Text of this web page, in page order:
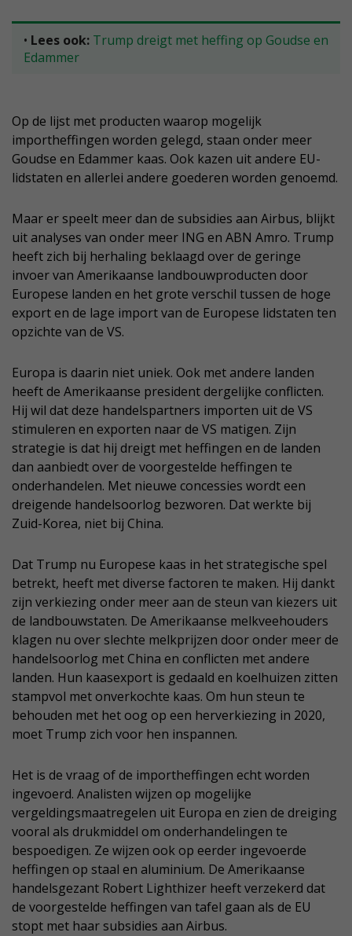
• Lees ook: Trump dreigt met heffing op Goudse en
Edammer
Op de lijst met producten waarop mogelijk
importheffingen worden gelegd, staan onder meer
Goudse en Edammer kaas. Ook kazen uit andere EU-
lidstaten en allerlei andere goederen worden genoemd.
Maar er speelt meer dan de subsidies aan Airbus, blijkt
uit analyses van onder meer ING en ABN Amro. Trump
heeft zich bij herhaling beklaagd over de geringe
invoer van Amerikaanse landbouwproducten door
Europese landen en het grote verschil tussen de hoge
export en de lage import van de Europese lidstaten ten
opzichte van de VS.
Europa is daarin niet uniek. Ook met andere landen
heeft de Amerikaanse president dergelijke conflicten.
Hij wil dat deze handelspartners importen uit de VS
stimuleren en exporten naar de VS matigen. Zijn
strategie is dat hij dreigt met heffingen en de landen
dan aanbiedt over de voorgestelde heffingen te
onderhandelen. Met nieuwe concessies wordt een
dreigende handelsoorlog bezworen. Dat werkte bij
Zuid-Korea, niet bij China.
Dat Trump nu Europese kaas in het strategische spel
betrekt, heeft met diverse factoren te maken. Hij dankt
zijn verkiezing onder meer aan de steun van kiezers uit
de landbouwstaten. De Amerikaanse melkveehouders
klagen nu over slechte melkprijzen door onder meer de
handelsoorlog met China en conflicten met andere
landen. Hun kaasexport is gedaald en koelhuizen zitten
stampvol met onverkochte kaas. Om hun steun te
behouden met het oog op een herverkiezing in 2020,
moet Trump zich voor hen inspannen.
Het is de vraag of de importheffingen echt worden
ingevoerd. Analisten wijzen op mogelijke
vergeldingsmaatregelen uit Europa en zien de dreiging
vooral als drukmiddel om onderhandelingen te
bespoedigen. Ze wijzen ook op eerder ingevoerde
heffingen op staal en aluminium. De Amerikaanse
handelsgezant Robert Lighthizer heeft verzekerd dat
de voorgestelde heffingen van tafel gaan als de EU
stopt met haar subsidies aan Airbus.